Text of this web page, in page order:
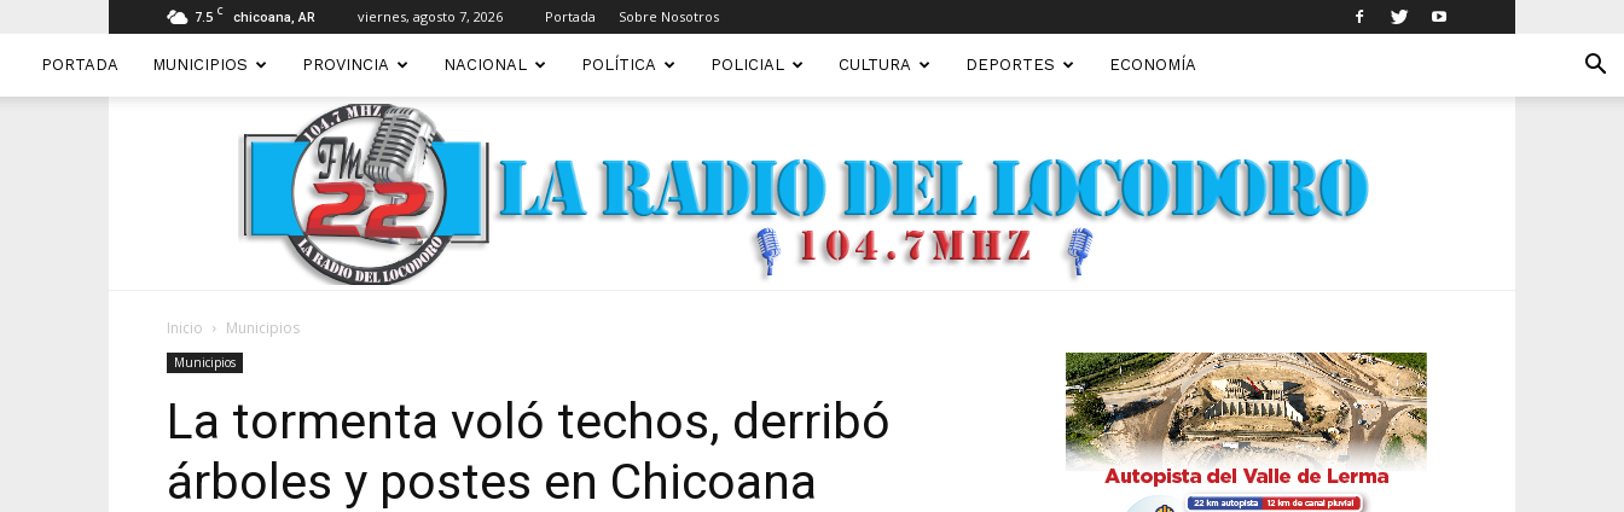
7.5 C chicoana, AR viernes, agosto 7, 2026 Portada Sobre Nosotros
PORTADA MUNICIPIOS PROVINCIA NACIONAL POLÍTICA POLICIAL CULTURA DEPORTES ECONOMÍA
Inicio Municipios
Municipios
La tormenta voló techos, derribó
árboles y postes en Chicoana